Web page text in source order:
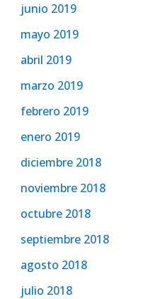
junio 2019
mayo 2019
abril 2019
marzo 2019
febrero 2019
enero 2019
diciembre 2018
noviembre 2018
octubre 2018
septiembre 2018
agosto 2018
julio 2018